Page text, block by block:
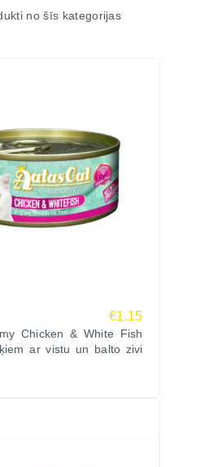
no šīs kategorijas
€1.15
Chicken & White Fish
ar vistu un balto zivi